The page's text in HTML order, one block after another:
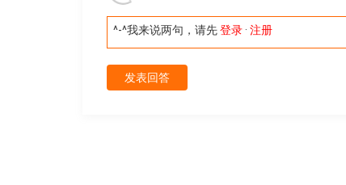
^-^我来说两句，请先登录 · 注册
发表回答